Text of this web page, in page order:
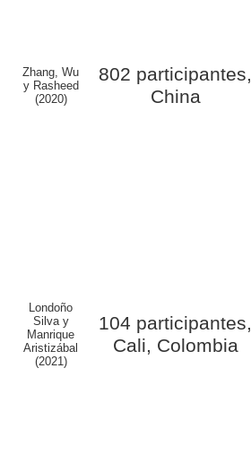
Zhang, Wu
y Rasheed
(2020)
802 participantes,
China
Londoño
Silva y
Manrique
Aristizábal
(2021)
104 participantes,
Cali, Colombia